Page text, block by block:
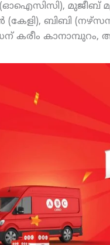
മുജീബ്
(കേളി), ബിബി
കരീം